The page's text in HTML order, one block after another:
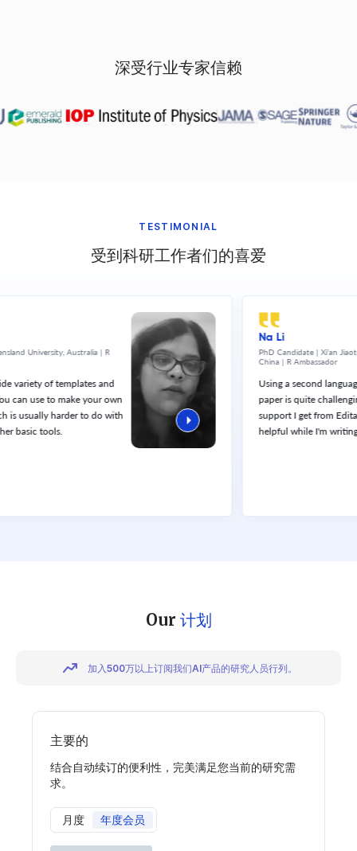
深受行业专家信赖
TESTIMONIAL
受到科研工作者们的喜爱
Australia | R
templates and
make your own
harder to do with
PhD Candidate | Xi’an Jiaotong -
China | R Ambassador
Using a second language to write
paper is quite challenging. The
support I get from Editage service
helpful while I'm writing an article.
Our 计划
加入500万以上订阅我们AI产品的研究人员行列。
主要的
结合自动续订的便利性，完美满足您当前的研究需
求。
月度 年度会员